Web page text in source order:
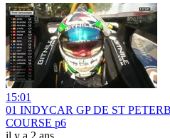
15:01
01 INDYCAR GP DE ST
COURSE p6
il y a 2 ans